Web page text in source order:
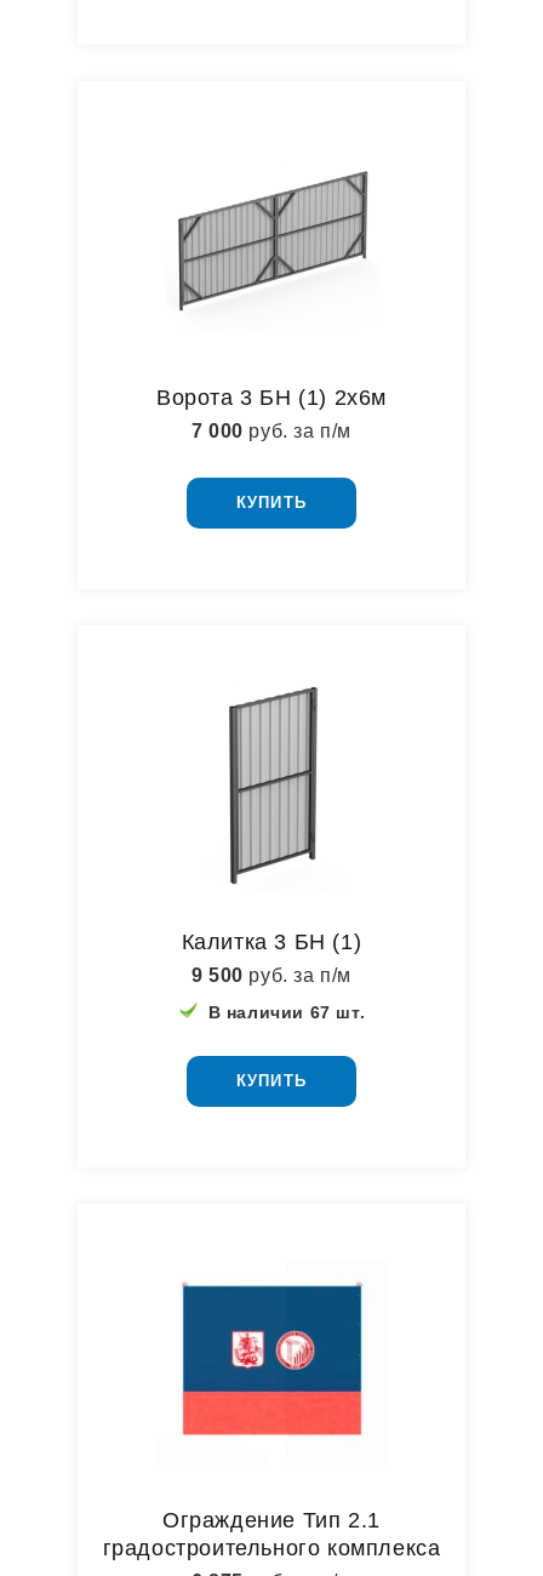
Ворота 3 БН (1) 2х6м
7 000 руб. за п/м
КУПИТЬ
Калитка 3 БН (1)
9 500 руб. за п/м
В наличии 67 шт.
КУПИТЬ
Ограждение Тип 2.1
градостроительного комплекса